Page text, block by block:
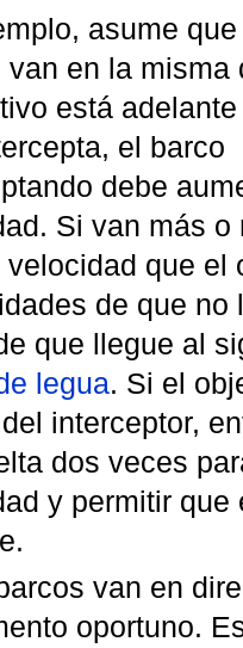
asume
van en la misma
está
el barco
debe
Si van más o
velocidad que el
de que no
que llegue al
legua. Si el
interceptor,
dos veces
y permitir que
van en
oportuno.